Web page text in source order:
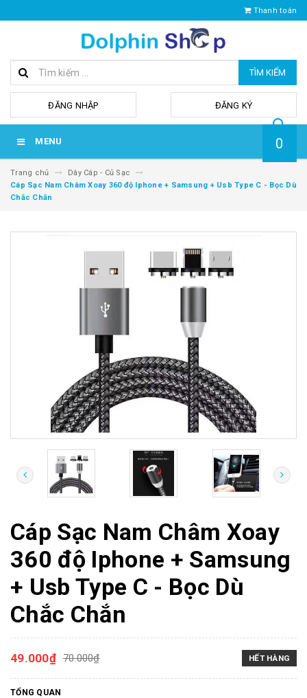
Thanh toán
TÌM KIẾM
ĐĂNG NHẬP ĐĂNG KÝ
MENU 0
Trang chủ
Dây Cáp - Củ Sạc
Cáp Sạc Nam Châm Xoay 360 độ Iphone + Samsung + Usb Type C - Bọc Dù
Chắc Chắn
Cáp Sạc Nam Châm Xoay
360 độ Iphone + Samsung
+ Usb Type C - Bọc Dù
Chắc Chắn
49.000₫ 70.000₫ HẾT HÀNG
TỔNG QUAN